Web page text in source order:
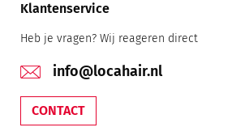
Klantenservice
Heb je vragen? Wij reageren direct
info@locahair.nl
CONTACT